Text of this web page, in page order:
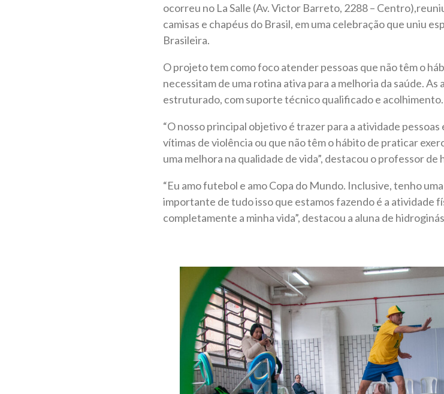
ocorreu no La Salle (Av. Victor Barreto, 2288 –
camisas e chapéus do Brasil, em uma celebração que uniu
Brasileira.
O projeto tem como foco atender pessoas que não têm o
necessitam de uma rotina ativa para a melhoria da saúde. As
estruturado, com suporte técnico qualificado e acolhimento.
“O nosso principal objetivo é trazer para a atividade
vítimas de violência ou que não têm o hábito de praticar
uma melhora na qualidade de vida”, destacou o professor
“Eu amo futebol e amo Copa do Mundo. Inclusive, tenho
importante de tudo isso que estamos fazendo é a atividade
completamente a minha vida”, destacou a aluna de